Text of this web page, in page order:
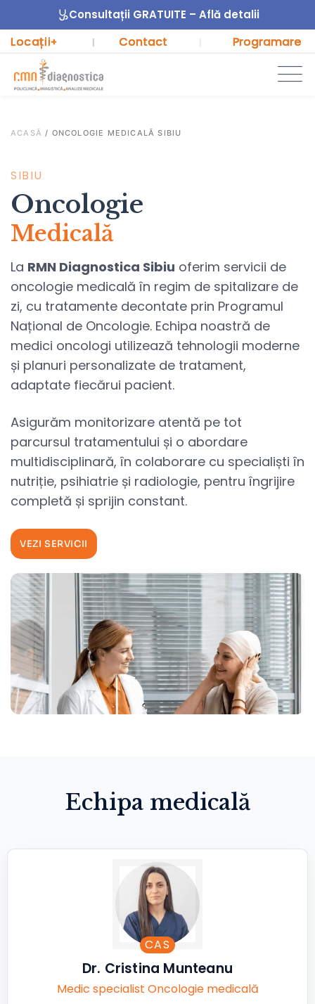
Consultații GRATUITE – Află detalii
Locații+ | Contact Programare
ACASĂ / ONCOLOGIE MEDICALĂ SIBIU
SIBIU
Oncologie
Medicală
La RMN Diagnostica Sibiu oferim servicii de
oncologie medicală în regim de spitalizare de
zi, cu tratamente decontate prin Programul
Național de Oncologie. Echipa noastră de
medici oncologi utilizează tehnologii moderne
și planuri personalizate de tratament,
adaptate fiecărui pacient.
Asigurăm monitorizare atentă pe tot
parcursul tratamentului și o abordare
multidisciplinară, în colaborare cu specialiști în
nutriție, psihiatrie și radiologie, pentru îngrijire
completă și sprijin constant.
VEZI SERVICII
Echipa medicală
CAS
Dr. Cristina Munteanu
Medic specialist Oncologie medicală